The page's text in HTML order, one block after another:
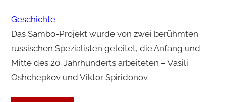
Geschichte
Das Sambo-Projekt wurde von zwei berühmten
russischen Spezialisten geleitet, die Anfang und
Mitte des 20. Jahrhunderts arbeiteten – Vasili
Oshchepkov und Viktor Spiridonov.